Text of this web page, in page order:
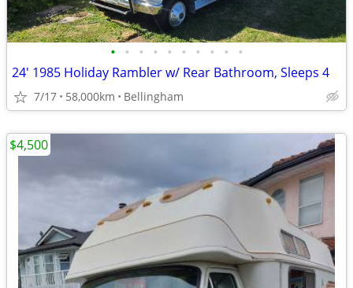
• • • • • • • • • •
24' 1985 Holiday Rambler w/ Rear Bathroom, Sleeps 4
7/17 58,000km Bellingham
$4,500